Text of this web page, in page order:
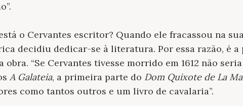
o Cervantes escritor? Quando ele fracassou na
decidiu dedicar-se à literatura. Por essa razão, é
obra. “Se Cervantes tivesse morrido em 1612 não
A Galateia, a primeira parte do Dom Quixote de La
como tantos outros e um livro de cavalaria”.